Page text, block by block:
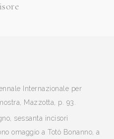
Internazionale per
Mazzotta, p. 93.
sessanta incisori
omaggio a Totò Bonanno, a